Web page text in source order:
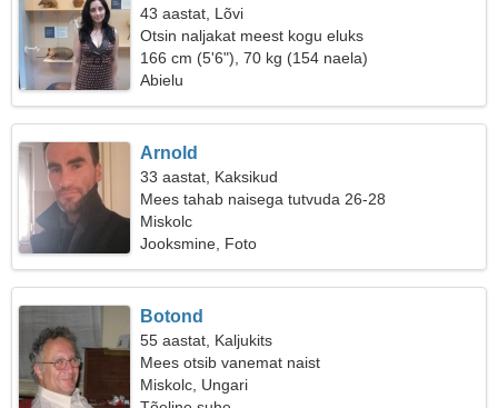
43 aastat, Lõvi
Otsin naljakat meest kogu eluks
166 cm (5'6"), 70 kg (154 naela)
Abielu
Arnold
33 aastat, Kaksikud
Mees tahab naisega tutvuda 26-28
Miskolc
Jooksmine, Foto
Botond
55 aastat, Kaljukits
Mees otsib vanemat naist
Miskolc, Ungari